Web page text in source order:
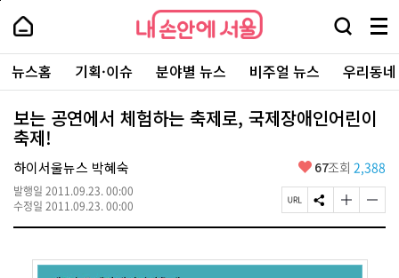
본
로
가
내
손
안
에
서
울
-
서
울
시
대
표
소
통
포
내
손
에
울
검
창
열
기
메
뉴
전
체
보
주
요
서
뉴스홈 기획·이슈 분야별 뉴스 비주얼 뉴스 우리동
보는 공연에서 체험하는 축제로, 국제장애인어린이
축제!
하이서울뉴스 박혜숙
발행일 2011.09.23. 00:00
수정일 2011.09.23. 00:00
좋
요
67조회 2,388
페
이
R
S
N
유
글
자
크
글
자
페
상
단
로